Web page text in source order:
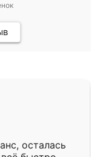
осталась